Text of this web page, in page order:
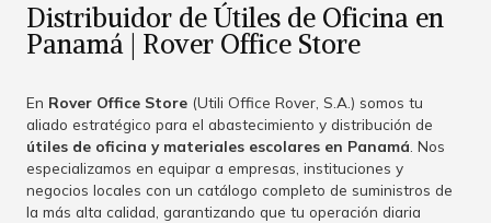
Distribuidor de Útiles de Oficina en
Panamá | Rover Office Store
En Rover Office Store (Utili Office Rover, S.A.) somos tu
aliado estratégico para el abastecimiento y distribución de
útiles de oficina y materiales escolares en Panamá . Nos
especializamos en equipar a empresas, instituciones y
negocios locales con un catálogo completo de suministros de
la más alta calidad, garantizando que tu operación diaria